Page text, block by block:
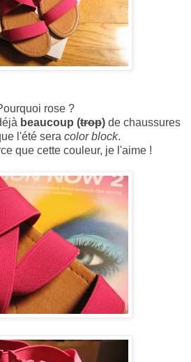
rose ?
beaucoup (trop) de chaussures
l'été sera color block.
que cette couleur, je l'aime !